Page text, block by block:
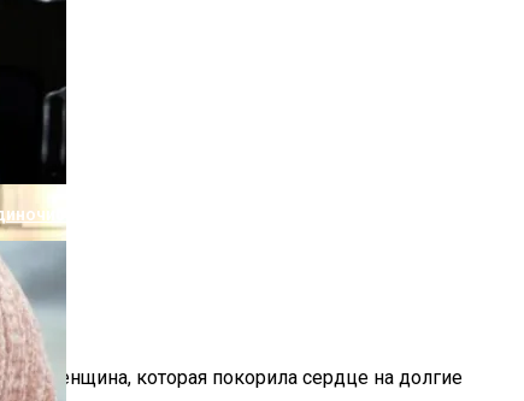
Семьи Из-За Подарка Пугачевой
Дочери
женщина, которая покорила сердце на долгие